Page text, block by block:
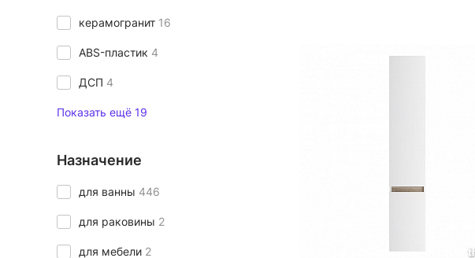
керамогранит 16
ABS-пластик 4
ДСП 4
Показать ещё 19
Назначение
для ванны 446
для раковины 2
для мебели 2